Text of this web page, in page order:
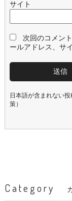
サイト
次回のコメン
ールアドレス、サ
日本語が含まれない
策）
Category